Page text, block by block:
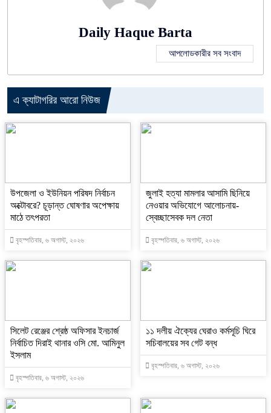
Daily Haque Barta
আপলোডকারীর সব সংবাদ
এ ক্যাটাগরির আরো নিউজ
উপজেলা ও ইউনিয়ন পরিষদ নির্বাচন
অক্টোবরে? চূড়ান্ত ঘোষণার অপেক্ষায়
মাঠে তৎপরতা
বৃহস্পতিবার, ৬ অগাস্ট, ২০২৬
জুলাই হত্যা মামলার আসামি ছিনিয়ে
নেওয়ার অভিযোগে আলোচনায়-
স্বেচ্ছাসেবক দল নেতা
বৃহস্পতিবার, ৬ অগাস্ট, ২০২৬
‎সিলেট রেঞ্জের শ্রেষ্ঠ অফিসার ইনচার্জ
নির্বাচিত দিরাই থানার ওসি মো. আমিনুল
ইসলাম
বৃহস্পতিবার, ৬ অগাস্ট, ২০২৬
‎১১ দলীয় ঐক্যের ঘেরাও কর্মসূচি ঘিরে
সচিবালয়ের সব গেট বন্ধ
বৃহস্পতিবার, ৬ অগাস্ট, ২০২৬